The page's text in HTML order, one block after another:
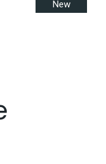
New